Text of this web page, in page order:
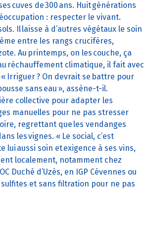
cuves de 300 ans. Huit générations
: respecter le vivant.
Il laisse à d’autres végétaux le soin
entre les rangs crucifères,
Au printemps, on les couche, ça
réchauffement climatique, il fait avec
Irriguer ? On devrait se battre pour
sans eau », assène-t-il.
collective pour adapter les
manuelles pour ne pas stresser
regrettant que les vendanges
les vignes. « Le social, c’est
lui aussi soin et exigence à ses vins,
localement, notamment chez
Duché d’Uzès, en IGP Cévennes ou
et sans filtration pour ne pas